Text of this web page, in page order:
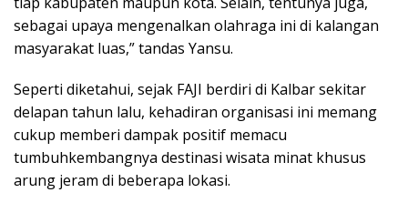
sebagai upaya mengenalkan olahraga ini di kalangan
masyarakat luas,” tandas Yansu.
Seperti diketahui, sejak FAJI berdiri di Kalbar sekitar
delapan tahun lalu, kehadiran organisasi ini memang
cukup memberi dampak positif memacu
tumbuhkembangnya destinasi wisata minat khusus
arung jeram di beberapa lokasi.